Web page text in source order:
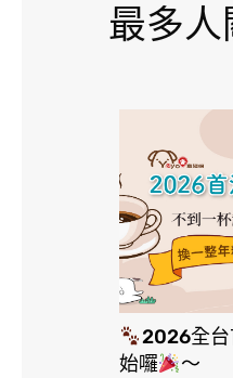
最多人
2026全台
始囉
～